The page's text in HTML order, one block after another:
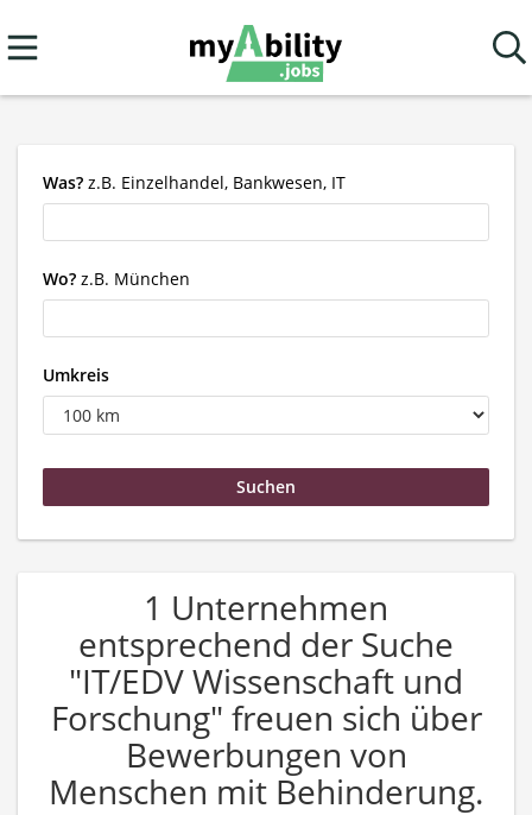
Was? z.B. Einzelhandel, Bankwesen, IT
Wo? z.B. München
Umkreis
1 Unternehmen
entsprechend der Suche
"IT/EDV Wissenschaft und
Forschung" freuen sich über
Bewerbungen von
Menschen mit Behinderung.